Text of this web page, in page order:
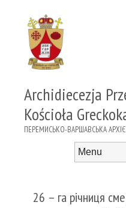
Archidiecezja
Kościoła
ПЕРЕМИСЬКО-ВАРШАВСЬКА
26 – га річниця